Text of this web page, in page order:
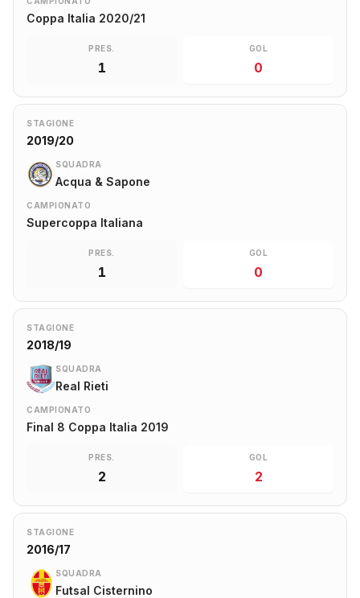
Coppa Italia 2020/21
PRES.
1
GOL
0
STAGIONE
2019/20
SQUADRA
Acqua & Sapone
CAMPIONATO
Supercoppa Italiana
PRES.
1
GOL
0
STAGIONE
2018/19
SQUADRA
Real Rieti
CAMPIONATO
Final 8 Coppa Italia 2019
PRES.
2
GOL
2
STAGIONE
2016/17
SQUADRA
Futsal Cisternino